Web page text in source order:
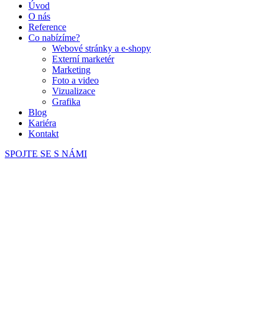
Úvod
O nás
Reference
Co nabízíme?
Webové stránky a e-shopy
Externí marketér
Marketing
Foto a video
Vizualizace
Grafika
Blog
Kariéra
Kontakt
SPOJTE SE S NÁMI